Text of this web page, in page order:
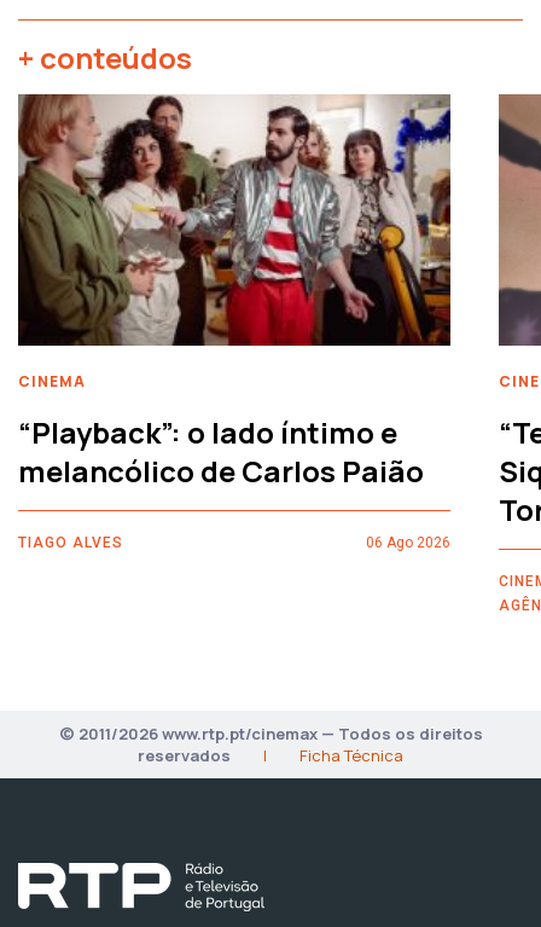
+ conteúdos
CINEMA
“Playback”: o lado íntimo e
melancólico de Carlos Paião
TIAGO ALVES 06 Ago 2026
© 2011/2026 www.rtp.pt/cinemax — Todos os direitos
reservados
| Ficha Técnica